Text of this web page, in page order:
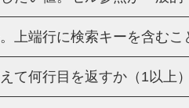
上端行に検索キーを含むこ
て何行目を返すか（1以上）